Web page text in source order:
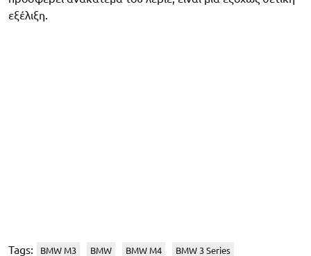
εξέλιξη.
Tags: BMW M3 BMW BMW M4 BMW 3 Series